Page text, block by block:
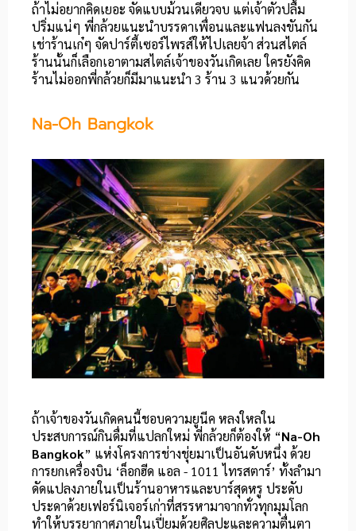
ถ้าไม่อยากคิดเยอะ จัดแบบม้วนเดียวจบ แต่เจ้าตัวปลื้ม
ปริ่มแน่ๆ พี่กล้วยแนะนำบรรดาเพื่อนและแฟนลงขันกัน
เช่าร้านเก๋ๆ จัดปาร์ตี้เซอร์ไพรส์ให้ไปเลยจ้า ส่วนสไตล์
ร้านนั้นก็เลือกเอาตามสไตล์เจ้าของวันเกิดเลย ใครยังคิด
ร้านไม่ออกพี่กล้วยก็มีมาแนะนำ 3 ร้าน 3 แนวด้วยกัน
Na-Oh Bangkok
ถ้าเจ้าของวันเกิดคนนี้ชอบความยูนีค หลงใหลใน
ประสบการณ์กินดื่มที่แปลกใหม่ พี่กล้วยก็ต้องให้ “Na-Oh
Bangkok” แห่งโครงการช่างชุ่ยมาเป็นอันดับหนึ่ง ด้วย
การยกเครื่องบิน ‘ล็อกฮีด แอล - 1011 ไทรสตาร์’ ทั้งลำมา
ดัดแปลงภายในเป็นร้านอาหารและบาร์สุดหรู ประดับ
ประดาด้วยเฟอร์นิเจอร์เก่าที่สรรหามาจากทั่วทุกมุมโลก
ทำให้บรรยากาศภายในเปี่ยมด้วยศิลปะและความตื่นตา